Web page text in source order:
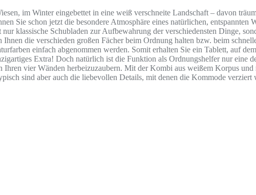
im Winter eingebettet in eine weiß verschneite Landschaft – davon
Sie schon jetzt die besondere Atmosphäre eines natürlichen,
klassische Schubladen zur Aufbewahrung der verschiedensten Dinge,
die verschieden großen Fächer beim Ordnung halten bzw. beim
einfach abgenommen werden. Somit erhalten Sie ein Tablett, auf
Extra! Doch natürlich ist die Funktion als Ordnungshelfer nur eine
vier Wänden herbeizuzaubern. Mit der Kombi aus weißem Korpus
sind aber auch die liebevollen Details, mit denen die Kommode